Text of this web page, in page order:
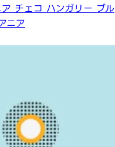
チェコ ハンガリー ブル
ニア